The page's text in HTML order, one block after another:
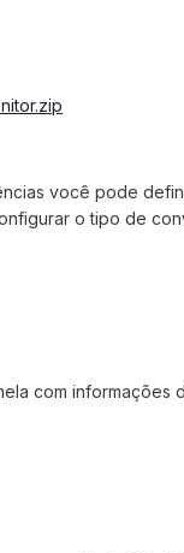
você pode
o tipo de
com